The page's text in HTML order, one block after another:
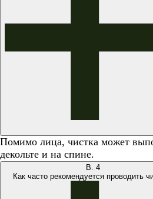
Помимо лица, чистка может
декольте и на спине.
В. 4
Как часто рекомендуется проводить